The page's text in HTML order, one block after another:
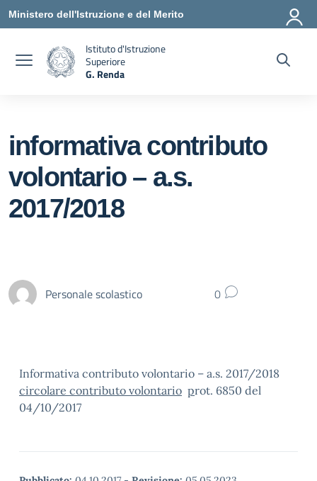
Vai ai contenuti
Vai al menu di navigazione
Vai al footer
Ministero dell'Istruzione e del Merito
Istituto d'Istruzione
Superiore
G. Renda
informativa contributo
volontario – a.s.
2017/2018
Personale scolastico 0
Informativa contributo volontario – a.s. 2017/2018
circolare contributo volontario prot. 6850 del
04/10/2017